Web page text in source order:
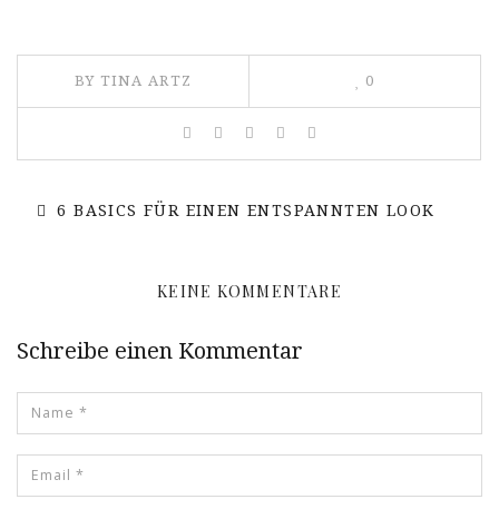
BY TINA ARTZ 0
6 BASICS FÜR EINEN ENTSPANNTEN LOOK
KEINE KOMMENTARE
Schreibe einen Kommentar